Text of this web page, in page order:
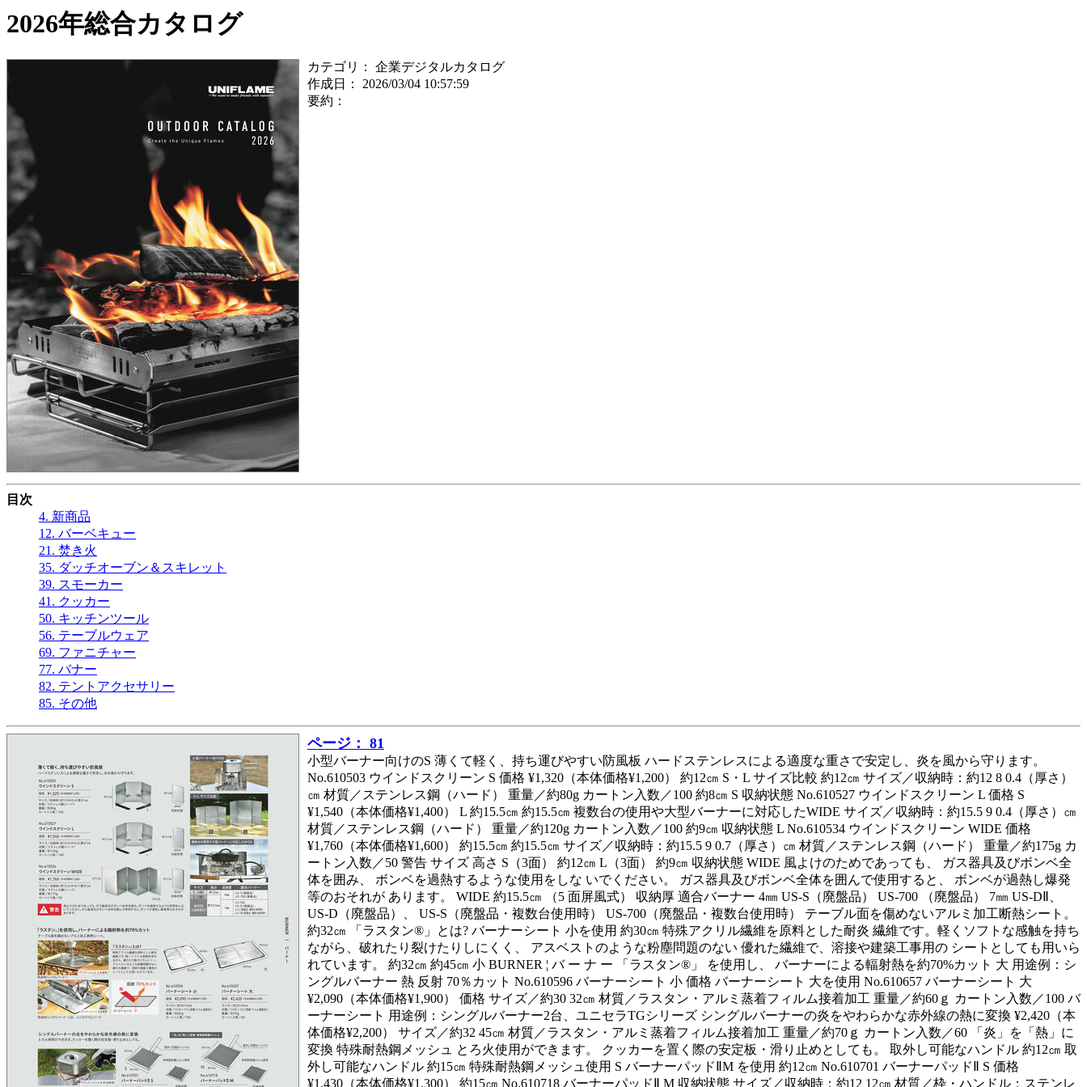
2026年総合カタログ
カテゴリ：
企業デジタルカタログ
作成日：
2026/03/04 10:57:59
要約：
目次
4. 新商品
12. バーベキュー
21. 焚き火
35. ダッチオーブン＆スキレット
39. スモーカー
41. クッカー
50. キッチンツール
56. テーブルウェア
69. ファニチャー
77. バナー
82. テントアクセサリー
85. その他
ページ： 81
小型バーナー向けのS 薄くて軽く、持ち運びやすい防風板 ハードステンレスによる適度な重さで安定し、炎を風から守ります。
No.610503 ウインドスクリーン S 価格 ¥1,320（本体価格¥1,200） 約12㎝ S・L サイズ比較 約12㎝ サイズ／収納時：約12 8 0.4（厚さ）
㎝ 材質／ステンレス鋼（ハード） 重量／約80g カートン入数／100 約8㎝ S 収納状態 No.610527 ウインドスクリーン L 価格 S
¥1,540（本体価格¥1,400） L 約15.5㎝ 約15.5㎝ 複数台の使用や大型バーナーに対応したWIDE サイズ／収納時：約15.5 9 0.4（厚さ）㎝
材質／ステンレス鋼（ハード） 重量／約120g カートン入数／100 約9㎝ 収納状態 L No.610534 ウインドスクリーン WIDE 価格
¥1,760（本体価格¥1,600） 約15.5㎝ 約15.5㎝ サイズ／収納時：約15.5 9 0.7（厚さ）㎝ 材質／ステンレス鋼（ハード） 重量／約175g カ
ートン入数／50 警告 サイズ 高さ S（3面） 約12㎝ L（3面） 約9㎝ 収納状態 WIDE 風よけのためであっても、 ガス器具及びボンベ全
体を囲み、 ボンベを過熱するような使用をしな いでください。 ガス器具及びボンベ全体を囲んで使用すると、 ボンベが過熱し爆発
等のおそれが あります。 WIDE 約15.5㎝ （5 面屏風式） 収納厚 適合バーナー 4㎜ US-S（廃盤品） US-700 （廃盤品） 7㎜ US-DⅡ、
US-D（廃盤品）、 US-S（廃盤品・複数台使用時） US-700（廃盤品・複数台使用時） テーブル面を傷めないアルミ加工断熱シート。
約32㎝ 「ラスタン®」とは? バーナーシート 小を使用 約30㎝ 特殊アクリル繊維を原料とした耐炎 繊維です。軽くソフトな感触を持ち
ながら、破れたり裂けたりしにくく、 アスベストのような粉塵問題のない 優れた繊維で、溶接や建築工事用の シートとしても用いら
れています。 約32㎝ 約45㎝ 小 BURNER ¦ バ ー ナ ー 「ラスタン®」 を使用し、 バーナーによる輻射熱を約70%カット 大 用途例：シ
ングルバーナー 熱 反射 70％カット No.610596 バーナーシート 小 価格 バーナーシート 大を使用 No.610657 バーナーシート 大
¥2,090（本体価格¥1,900） 価格 サイズ／約30 32㎝ 材質／ラスタン・アルミ蒸着フィルム接着加工 重量／約60ｇ カートン入数／100 バ
ーナーシート 用途例：シングルバーナー2台、ユニセラTGシリーズ シングルバーナーの炎をやわらかな赤外線の熱に変換 ¥2,420（本
体価格¥2,200） サイズ／約32 45㎝ 材質／ラスタン・アルミ蒸着フィルム接着加工 重量／約70ｇ カートン入数／60 「炎」を「熱」に
変換 特殊耐熱鋼メッシュ とろ火使用ができます。 クッカーを置く際の安定板・滑り止めとしても。 取外し可能なハンドル 約12㎝ 取
外し可能なハンドル 約15㎝ 特殊耐熱鋼メッシュ使用 S バーナーパッドⅡM を使用 約12㎝ No.610701 バーナーパッドⅡ S 価格
¥1,430（本体価格¥1,300） 約15㎝ No.610718 バーナーパッドⅡ M 収納状態 サイズ／収納時：約12 12㎝ 材質／枠・ハンドル：ステンレ